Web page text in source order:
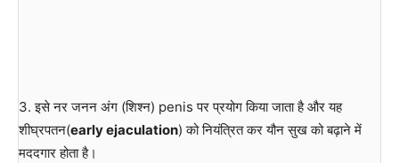
3. इसे नर जनन अंग (शिश्न) penis पर प्रयोग किया जाता है और यह
शीघ्रपतन(early ejaculation) को नियंत्रित कर यौन सुख को बढ़ाने में
मददगार होता है।